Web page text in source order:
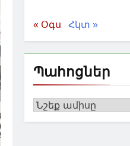
« Օգս Հկտ »
Պահոցներ
Պահոցներ